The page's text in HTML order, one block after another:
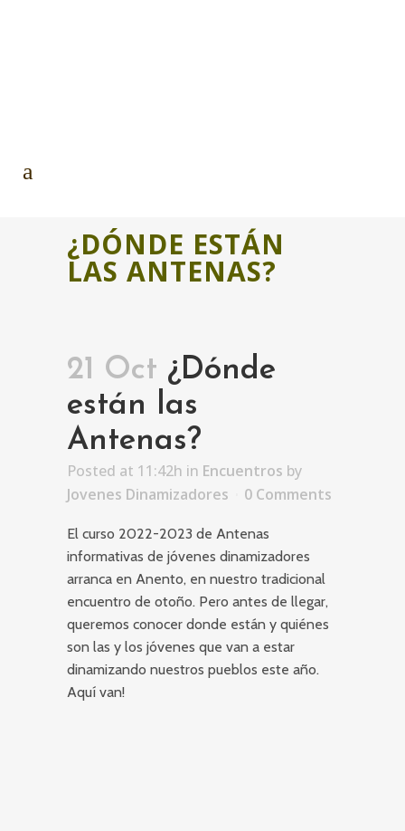
¿DÓNDE ESTÁN
LAS ANTENAS?
21 Oct ¿Dónde
están las
Antenas?
Posted at 11:42h in Encuentros by
Jovenes Dinamizadores
0 Comments
El curso 2022-2023 de Antenas
informativas de jóvenes dinamizadores
arranca en Anento, en nuestro tradicional
encuentro de otoño. Pero antes de llegar,
queremos conocer donde están y quiénes
son las y los jóvenes que van a estar
dinamizando nuestros pueblos este año.
Aquí van!